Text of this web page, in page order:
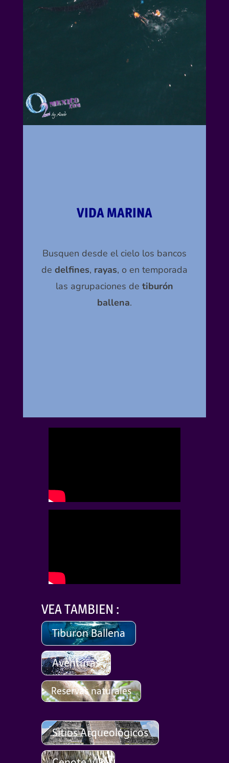
VIDA MARINA
Busquen desde el cielo los bancos
de delfines, rayas, o en temporada
las agrupaciones de tiburón
ballena.
VEA TAMBIEN :
Tiburon Ballena
Aventuras
Reservas naturales
Sitios Arqueológicos